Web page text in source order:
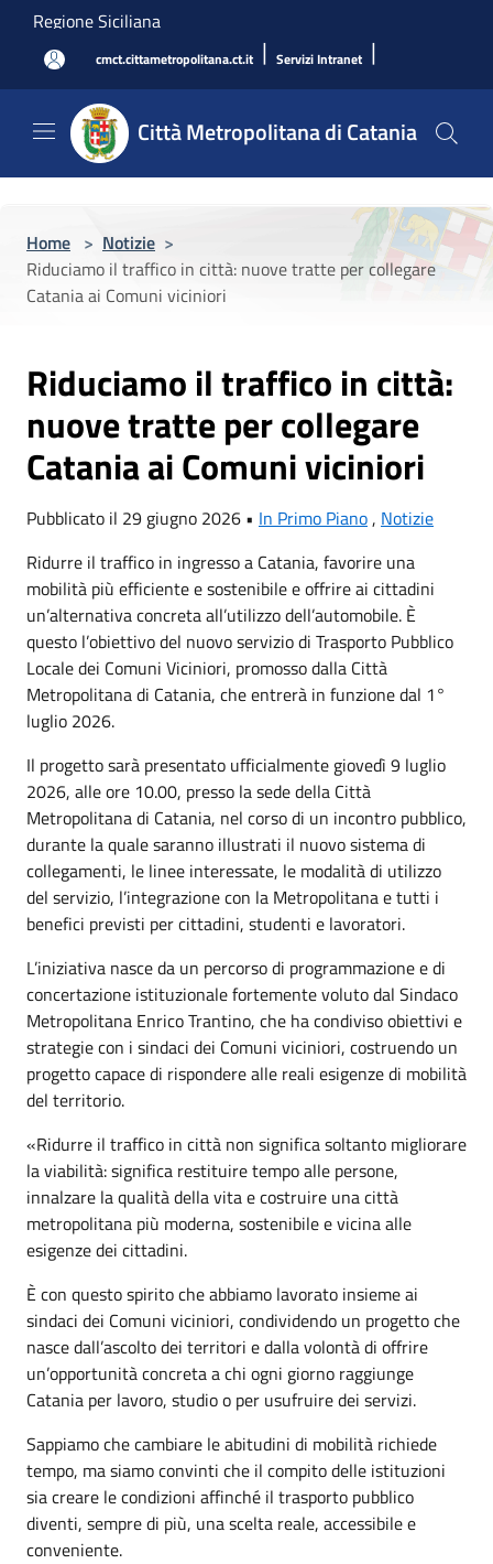
Salta al contenuto principale
Regione Siciliana
cmct.cittametropolitana.ct.it | Servizi Intranet |
Città Metropolitana di Catania
Home > Notizie >
Riduciamo il traffico in città: nuove tratte per collegare
Catania ai Comuni viciniori
Riduciamo il traffico in città:
nuove tratte per collegare
Catania ai Comuni viciniori
Pubblicato il 29 giugno 2026 • In Primo Piano, Notizie
Ridurre il traffico in ingresso a Catania, favorire una
mobilità più efficiente e sostenibile e offrire ai cittadini
un’alternativa concreta all’utilizzo dell’automobile. È
questo l’obiettivo del nuovo servizio di Trasporto Pubblico
Locale dei Comuni Viciniori, promosso dalla Città
Metropolitana di Catania, che entrerà in funzione dal 1°
luglio 2026.
Il progetto sarà presentato ufficialmente giovedì 9 luglio
2026, alle ore 10.00, presso la sede della Città
Metropolitana di Catania, nel corso di un incontro pubblico,
durante la quale saranno illustrati il nuovo sistema di
collegamenti, le linee interessate, le modalità di utilizzo
del servizio, l’integrazione con la Metropolitana e tutti i
benefici previsti per cittadini, studenti e lavoratori.
L’iniziativa nasce da un percorso di programmazione e di
concertazione istituzionale fortemente voluto dal Sindaco
Metropolitana Enrico Trantino, che ha condiviso obiettivi e
strategie con i sindaci dei Comuni viciniori, costruendo un
progetto capace di rispondere alle reali esigenze di mobilità
del territorio.
«Ridurre il traffico in città non significa soltanto migliorare
la viabilità: significa restituire tempo alle persone,
innalzare la qualità della vita e costruire una città
metropolitana più moderna, sostenibile e vicina alle
esigenze dei cittadini.
È con questo spirito che abbiamo lavorato insieme ai
sindaci dei Comuni viciniori, condividendo un progetto che
nasce dall’ascolto dei territori e dalla volontà di offrire
un’opportunità concreta a chi ogni giorno raggiunge
Catania per lavoro, studio o per usufruire dei servizi.
Sappiamo che cambiare le abitudini di mobilità richiede
tempo, ma siamo convinti che il compito delle istituzioni
sia creare le condizioni affinché il trasporto pubblico
diventi, sempre di più, una scelta reale, accessibile e
conveniente.